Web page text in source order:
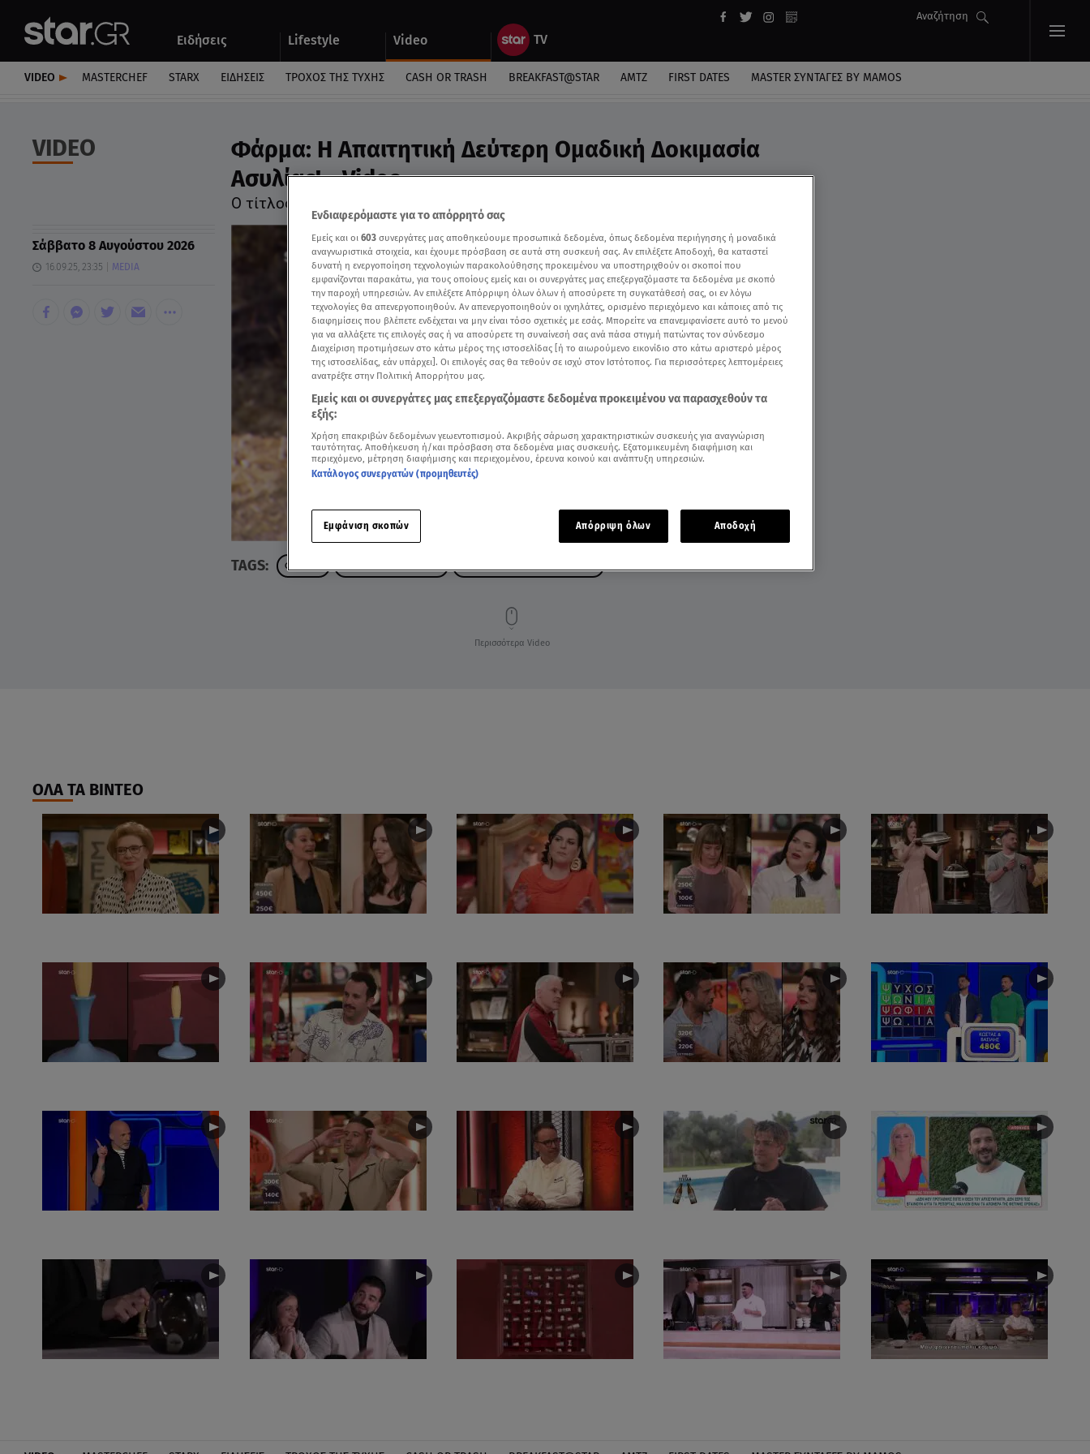
Ειδήσεις Lifestyle Video
Αναζήτηση
Αυτοκίνητο
VIDEO MASTERCHEF STARX ΕΙΔΉΣΕΙΣ ΤΡΟΧΌΣ ΤΗΣ ΤΎΧΗΣ CASH OR TRASH BREAKFAST@STAR ΑΜΤΖ FIRST DATES MASTER ΣΥΝΤΑΓΈΣ BY MAMOS
VIDEO
Φάρμα: Η Απαιτητική Δεύτερη Ομαδική Δοκιμασία
Ασυλίας! - Video
Ο τίτλος «Θα σε πάνε τέσσερις» που ανατρίχιασε τους παίκτες
Σάββατο 8 Αυγούστου 2026
16.09.25, 23:35 MEDIA
TAGS: ΦΑΡΜΑ
Περισσότερα Video
ΟΛΑ ΤΑ ΒΙΝΤΕΟ
Ενδιαφερόμαστε για το απόρρητό σας
Εμείς και οι 603 συνεργάτες μας αποθηκεύουμε προσωπικά δεδομένα, όπως δεδομένα περιήγησης ή μοναδικά
αναγνωριστικά στοιχεία, και έχουμε πρόσβαση σε αυτά στη συσκευή σας. Αν επιλέξετε Αποδοχή, θα καταστεί
δυνατή η ενεργοποίηση τεχνολογιών παρακολούθησης προκειμένου να υποστηριχθούν οι σκοποί που
εμφανίζονται παρακάτω, για τους οποίους εμείς και οι συνεργάτες μας επεξεργαζόμαστε τα δεδομένα με σκοπό
την παροχή υπηρεσιών. Αν επιλέξετε Απόρριψη όλων όλων ή αποσύρετε τη συγκατάθεσή σας, οι εν λόγω
τεχνολογίες θα απενεργοποιηθούν. Αν απενεργοποιηθούν οι ιχνηλάτες, ορισμένο περιεχόμενο και κάποιες από τις
διαφημίσεις που βλέπετε ενδέχεται να μην είναι τόσο σχετικές με εσάς. Μπορείτε να επανεμφανίσετε αυτό το μενού
για να αλλάξετε τις επιλογές σας ή να αποσύρετε τη συναίνεσή σας ανά πάσα στιγμή πατώντας τον σύνδεσμο
Διαχείριση προτιμήσεων στο κάτω μέρος της ιστοσελίδας [ή το αιωρούμενο εικονίδιο στο κάτω αριστερό μέρος
της ιστοσελίδας, εάν υπάρχει]. Οι επιλογές σας θα τεθούν σε ισχύ στον Ιστότοπος. Για περισσότερες λεπτομέρειες
ανατρέξτε στην Πολιτική Απορρήτου μας.
Εμείς και οι συνεργάτες μας επεξεργαζόμαστε δεδομένα προκειμένου να παρασχεθούν τα
εξής:
Χρήση επακριβών δεδομένων γεωεντοπισμού. Ακριβής σάρωση χαρακτηριστικών συσκευής για αναγνώριση
ταυτότητας. Αποθήκευση ή/και πρόσβαση στα δεδομένα μιας συσκευής. Εξατομικευμένη διαφήμιση και
περιεχόμενο, μέτρηση διαφήμισης και περιεχομένου, έρευνα κοινού και ανάπτυξη υπηρεσιών.
Κατάλογος συνεργατών (προμηθευτές)
Εμφάνιση σκοπών Απόρριψη όλων Αποδοχή